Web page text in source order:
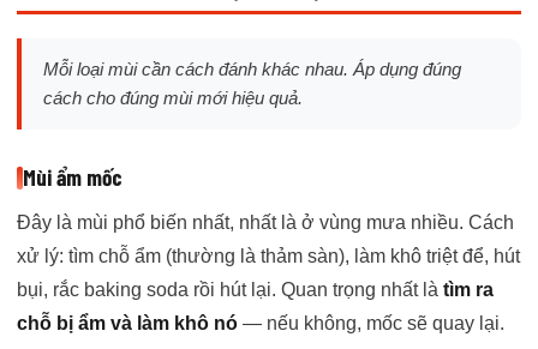
Mỗi loại mùi cần cách đánh khác nhau. Áp dụng đúng
cách cho đúng mùi mới hiệu quả.
Mùi ẩm mốc
Đây là mùi phổ biến nhất, nhất là ở vùng mưa nhiều. Cách
xử lý: tìm chỗ ẩm (thường là thảm sàn), làm khô triệt để, hút
bụi, rắc baking soda rồi hút lại. Quan trọng nhất là tìm ra
chỗ bị ẩm và làm khô nó — nếu không, mốc sẽ quay lại.